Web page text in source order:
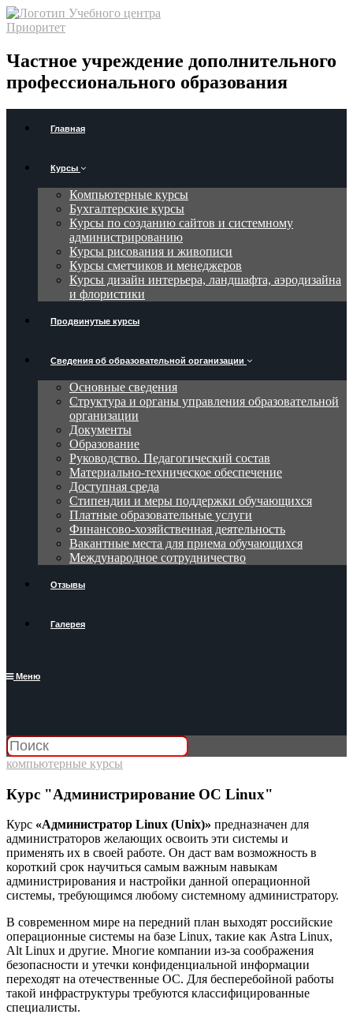
Частное учреждение дополнительного
профессионального образования
Главная
Курсы
Компьютерные курсы
Бухгалтерские курсы
Курсы по созданию сайтов и системному
администрированию
Курсы рисования и живописи
Курсы сметчиков и менеджеров
Курсы дизайн интерьера, ландшафта, аэродизайна
и флористики
Продвинутые курсы
Сведения об образовательной организации
Основные сведения
Структура и органы управления образовательной
организации
Документы
Образование
Руководство. Педагогический состав
Материально-техническое обеспечение
Доступная среда
Стипендии и меры поддержки обучающихся
Платные образовательные услуги
Финансово-хозяйственная деятельность
Вакантные места для приема обучающихся
Международное сотрудничество
Отзывы
Галерея
Меню
компьютерные курсы
Курс "Администрирование ОС Linux"
Курс «Администратор Linux (Unix)» предназначен для
администраторов желающих освоить эти системы и
применять их в своей работе. Он даст вам возможность в
короткий срок научиться самым важным навыкам
администрирования и настройки данной операционной
системы, требующимся любому системному администратору.
В современном мире на передний план выходят российские
операционные системы на базе Linux, такие как Astra Linux,
Alt Linux и другие. Многие компании из-за соображения
безопасности и утечки конфиденциальной информации
переходят на отечественные ОС. Для бесперебойной работы
такой инфраструктуры требуются классифицированные
специалисты.